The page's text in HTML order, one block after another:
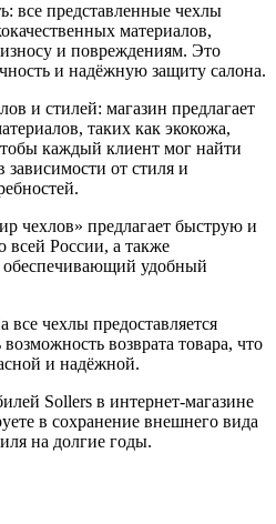
все представленные чехлы
материалов,
и повреждениям. Это
и надёжную защиту салона.
и стилей: магазин предлагает
таких как экокожа,
каждый клиент мог найти
от стиля и
чехлов» предлагает быструю и
всей России, а также
обеспечивающий удобный
все чехлы предоставляется
возможность возврата товара, что
и надёжной.
Sollers в интернет-магазине
в сохранение внешнего вида
на долгие годы.